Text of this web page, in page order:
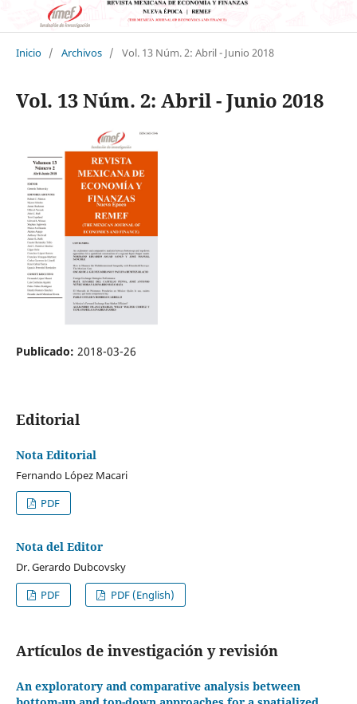
Inicio / Archivos / Vol. 13 Núm. 2: Abril - Junio 2018
Vol. 13 Núm. 2: Abril - Junio 2018
Publicado: 2018-03-26
Editorial
Nota Editorial
Fernando López Macari
PDF
Nota del Editor
Dr. Gerardo Dubcovsky
PDF
PDF (English)
Artículos de investigación y revisión
An exploratory and comparative analysis between